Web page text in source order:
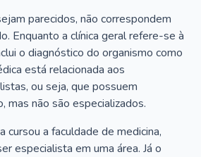
parecidos, não correspondem
Enquanto a clínica geral refere-se à
o diagnóstico do organismo como
está relacionada aos
ou seja, que possuem
mas não são especializados.
cursou a faculdade de medicina,
especialista em uma área. Já o